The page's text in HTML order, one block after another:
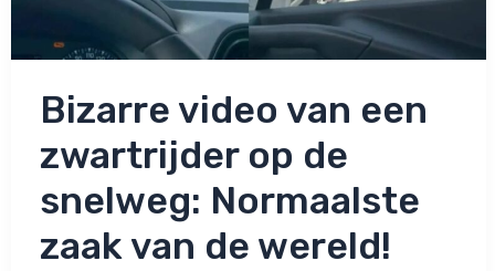
Bizarre video van een
zwartrijder op de
snelweg: Normaalste
zaak van de wereld!